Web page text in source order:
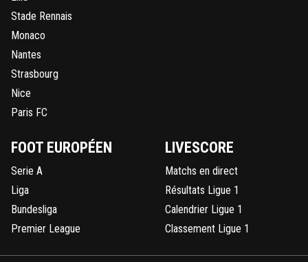
Pareil , n'importe quoi cette info 😆😆
0+ Répondre
Stade Rennais
Monaco
Nantes
Strasbourg
Nice
Paris FC
FOOT EUROPÉEN
Serie A
Liga
Bundesliga
Premier League
LIVESCORE
Matchs en direct
Résultats Ligue 1
Calendrier Ligue 1
Classement Ligue 1